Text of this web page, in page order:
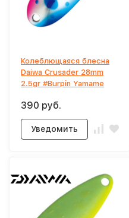
Колеблющаяся блесна
Daiwa Crusader 28mm
2.5gr #Burpin Yamame
390 руб.
Уведомить